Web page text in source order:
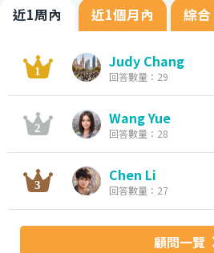
近1周內 近1個月內 綜合
Judy Chang
回答數量：29
Wang Yue
回答數量：28
Chen Li
回答數量：27
顧問一覽